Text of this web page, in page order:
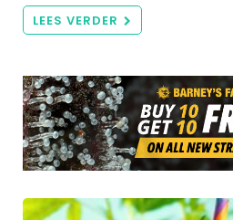
LEES VERDER